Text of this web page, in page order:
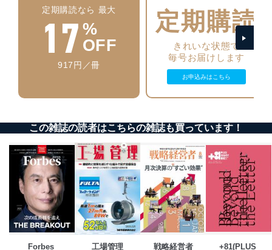
の不要なアクセスを防止しています。
アクセス者の識別と認証
機器に標準装備されているユーザー制御機能（ユ
ーザーアカウント制御）により、個人情報データ
ベース等を取り扱う情報システムを使用する従業
外部からの不正アクセス等の防止
システムを最新の状態に保持しています。
個人データを取り扱う機器等にセキュリティ対策
ソフトウェア等を導入し、自動更新 機能等の活用
により、これを最新状態としています。
情報システムの使用に伴う漏洩等の防止
メール等により個人データの含まれるファイルを
送信する場合に、当該ファイルへのパスワードを
設定しています。
個人情報保護マネジメントシステムの継続的改善
定期購読なら 最大
17 %
OFF
917円／冊
定期購読
きれいな状態で
毎号お届けします
お申込みはこちら
この雑誌の読者はこちらの雑誌も買っています！
Forbes
工場管理 戦略経営者
+81(PLUS